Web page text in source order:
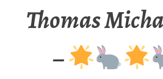
Thomas
–